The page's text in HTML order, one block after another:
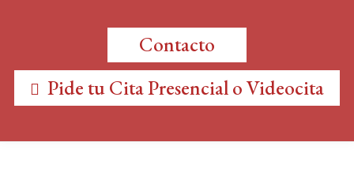
Contacto
Pide tu Cita Presencial o Videocita